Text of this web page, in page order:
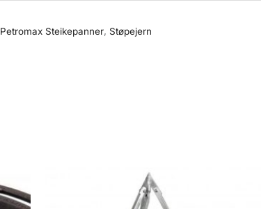
Petromax Steikepanner, Støpejern